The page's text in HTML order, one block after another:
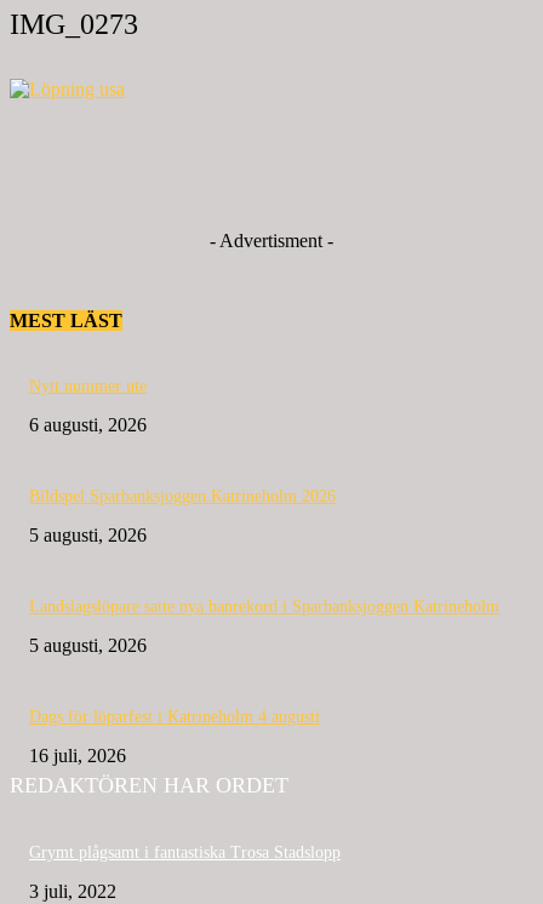
IMG_0273
- Advertisment -
MEST LÄST
Nytt nummer ute
6 augusti, 2026
Bildspel Sparbanksjoggen Katrineholm 2026
5 augusti, 2026
Landslagslöpare satte nya banrekord i Sparbanksjoggen Katrineholm
5 augusti, 2026
Dags för löparfest i Katrineholm 4 augusti
16 juli, 2026
REDAKTÖREN HAR ORDET
Grymt plågsamt i fantastiska Trosa Stadslopp
3 juli, 2022